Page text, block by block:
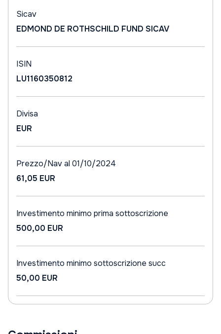
Sicav
EDMOND DE ROTHSCHILD FUND SICAV
ISIN
LU1160350812
Divisa
EUR
Prezzo/Nav al 01/10/2024
61,05 EUR
Investimento minimo prima sottoscrizione
500,00 EUR
Investimento minimo sottoscrizione succ
50,00 EUR